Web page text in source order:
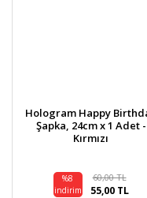
Hologram Happy
Şapka, 24cm x 1 Adet -
Kırmızı
%8
indirim
60,00 TL
55,00 TL